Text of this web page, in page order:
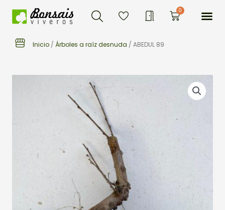
Buscar 0Carrito
Inicio / Árboles a raíz desnuda / ABEDUL 89